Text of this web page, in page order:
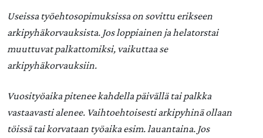
Useissa työehtosopimuksissa on sovittu erikseen
arkipyhäkorvauksista. Jos loppiainen ja helatorstai
muuttuvat palkattomiksi, vaikuttaa se
arkipyhäkorvauksiin.
Vuosityöaika pitenee kahdella päivällä tai palkka
vastaavasti alenee. Vaihtoehtoisesti arkipyhinä ollaan
töissä tai korvataan työaika esim. lauantaina. Jos